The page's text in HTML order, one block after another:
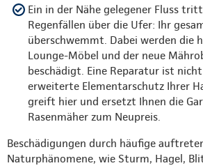
Ein in der Nähe gelegener Fluss
Regenfällen über die Ufer: Ihr
überschwemmt. Dabei werden die
Lounge-Möbel und der neue
beschädigt. Eine Reparatur ist
erweiterte Elementarschutz Ihrer
greift hier und ersetzt Ihnen die
Rasenmäher zum Neupreis.
Beschädigungen durch häufige
Naturphänomene, wie Sturm, Hagel,